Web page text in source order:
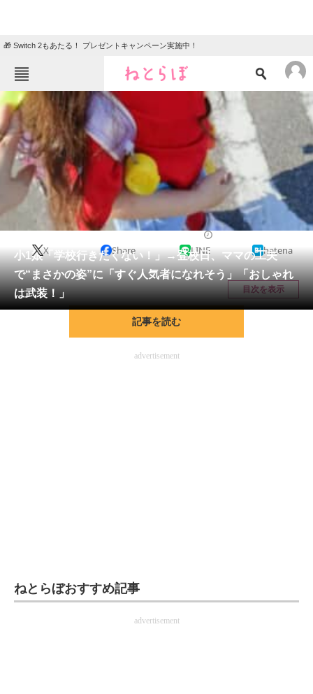
🎁 Switch 2もあたる！ プレゼントキャンペーン実施中！
ねとらぼメニュー
TOP
エンタメ
グルメ
住まい 教育・育児
リサーチ
会員記事
メディア
注目記事を集めた総合ページ
マーケ×ITの今がよく分かる
小1娘「学校行きたくない！」→登校日、ママの工夫
で“まさかの姿”に「すぐ人気者になれそう」「おしゃれ
は武装！」
X Share LINE hatena
目次を表示
記事を読む
advertisement
ねとらぼおすすめ記事
advertisement